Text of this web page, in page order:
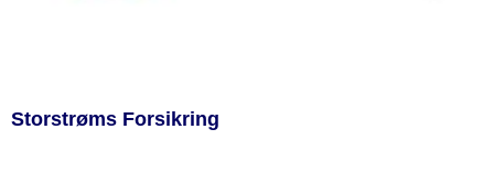
Storstrøms Forsikring